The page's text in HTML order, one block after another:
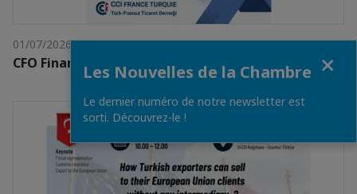
01/07/2026
CFO Finance MeetingLes Nouvelles de la Chambre
Le dernier numéro de notre newsletter est
sorti. Découvrez-le !